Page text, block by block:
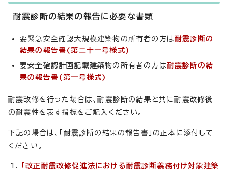
耐震診断の結果の報告に必要な書類
要緊急安全確認大規模建築物の所有者の方は耐震診断の
結果の報告書(第二十一号様式)
要安全確認計画記載建築物の所有者の方は耐震診断の結
果の報告書(第一号様式)
耐震改修を行った場合は、耐震診断の結果と共に耐震改修後
の耐震性を表す指標をご記入ください。
下記の場合は、「耐震診断の結果の報告書」の正本に添付して
ください。
「改正耐震改修促進法における耐震診断義務付け対象建築